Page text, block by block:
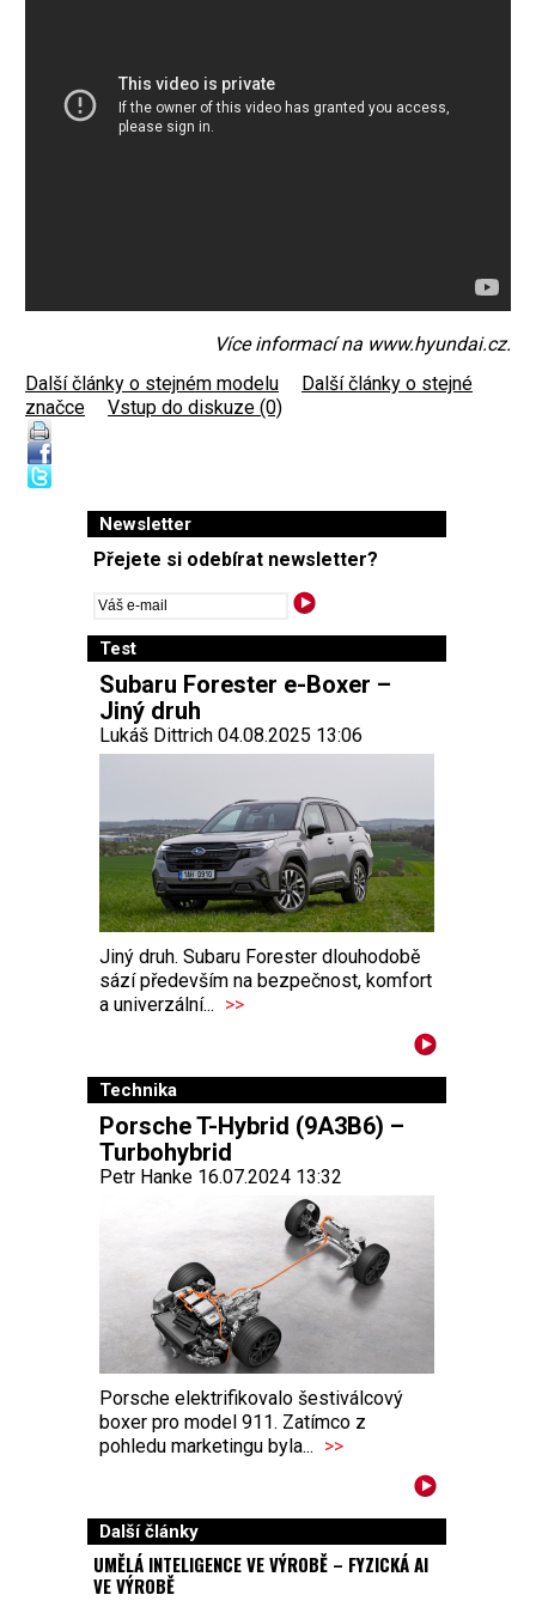
Více informací na www.hyundai.cz.
Další články o stejném modelu
Další články o stejné
značce
Vstup do diskuze (0)
Newsletter
Přejete si odebírat newsletter?
Test
Subaru Forester e-Boxer –
Jiný druh
Lukáš Dittrich 04.08.2025 13:06
Jiný druh. Subaru Forester dlouhodobě
sází především na bezpečnost, komfort
a univerzální... >>
Technika
Porsche T-Hybrid (9A3B6) –
Turbohybrid
Petr Hanke 16.07.2024 13:32
Porsche elektrifikovalo šestiválcový
boxer pro model 911. Zatímco z
pohledu marketingu byla... >>
Další články
UMĚLÁ INTELIGENCE VE VÝROBĚ – FYZICKÁ AI
VE VÝROBĚ